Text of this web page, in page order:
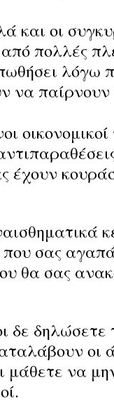
και οι
πολλές
λόγω
να
έχουν
που σας
θα σας
δηλώσετε
οι
μάθετε να